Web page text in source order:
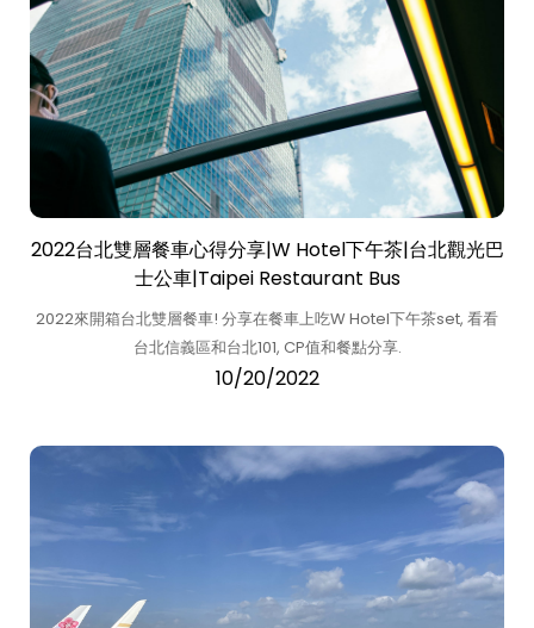
2022台北雙層餐車心得分享|W Hotel下午茶|台北觀光巴
士公車|Taipei Restaurant Bus
2022來開箱台北雙層餐車! 分享在餐車上吃W Hotel下午茶set, 看看
台北信義區和台北101, CP值和餐點分享.
10/20/2022